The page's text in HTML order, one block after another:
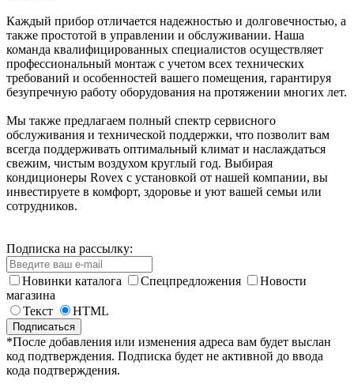
Каждый прибор отличается надежностью и долговечностью, а
также простотой в управлении и обслуживании. Наша
команда квалифицированных специалистов осуществляет
профессиональный монтаж с учетом всех технических
требований и особенностей вашего помещения, гарантируя
безупречную работу оборудования на протяжении многих лет.
Мы также предлагаем полный спектр сервисного
обслуживания и технической поддержки, что позволит вам
всегда поддерживать оптимальный климат и наслаждаться
свежим, чистым воздухом круглый год. Выбирая
кондиционеры Rovex с установкой от нашей компании, вы
инвестируете в комфорт, здоровье и уют вашей семьи или
сотрудников.
Подписка на рассылку:
Новинки каталога Спецпредложения
Новости
магазина
Текст
HTML
*После добавления или изменения адреса вам будет выслан
код подтверждения. Подписка будет не активной до ввода
кода подтверждения.